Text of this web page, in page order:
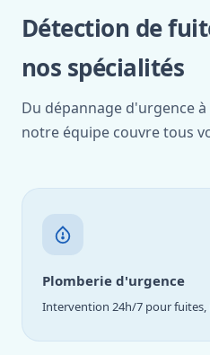
Détection de
nos spécialités
Du dépannage d'urgence
notre équipe couvre tous
Plomberie d'urgence
Intervention 24h/7 pour fuites,